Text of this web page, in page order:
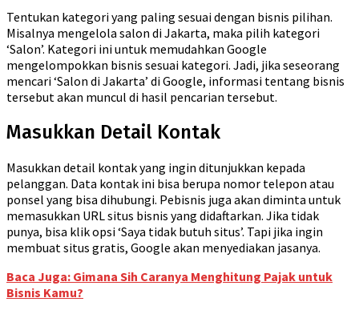
Tentukan kategori yang paling sesuai dengan bisnis pilihan.
Misalnya mengelola salon di Jakarta, maka pilih kategori
‘Salon’. Kategori ini untuk memudahkan Google
mengelompokkan bisnis sesuai kategori. Jadi, jika seseorang
mencari ‘Salon di Jakarta’ di Google, informasi tentang bisnis
tersebut akan muncul di hasil pencarian tersebut.
Masukkan Detail Kontak
Masukkan detail kontak yang ingin ditunjukkan kepada
pelanggan. Data kontak ini bisa berupa nomor telepon atau
ponsel yang bisa dihubungi. Pebisnis juga akan diminta untuk
memasukkan URL situs bisnis yang didaftarkan. Jika tidak
punya, bisa klik opsi ‘Saya tidak butuh situs’. Tapi jika ingin
membuat situs gratis, Google akan menyediakan jasanya.
Baca Juga: Gimana Sih Caranya Menghitung Pajak untuk
Bisnis Kamu?